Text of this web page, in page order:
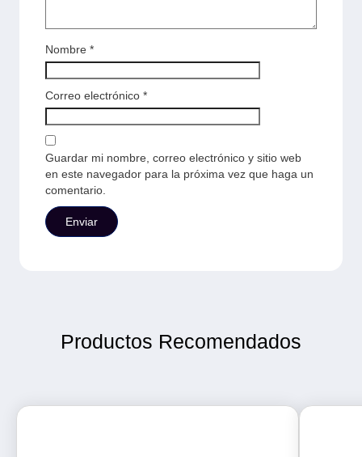
Nombre *
Correo electrónico *
Guardar mi nombre, correo electrónico y sitio web
en este navegador para la próxima vez que haga un
comentario.
Productos Recomendados